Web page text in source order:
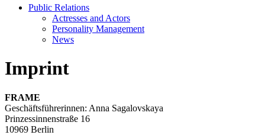
Public Relations
Actresses and Actors
Personality Management
News
Imprint
FRAME
Geschäftsführerinnen: Anna Sagalovskaya
Prinzessinnenstraße 16
10969 Berlin